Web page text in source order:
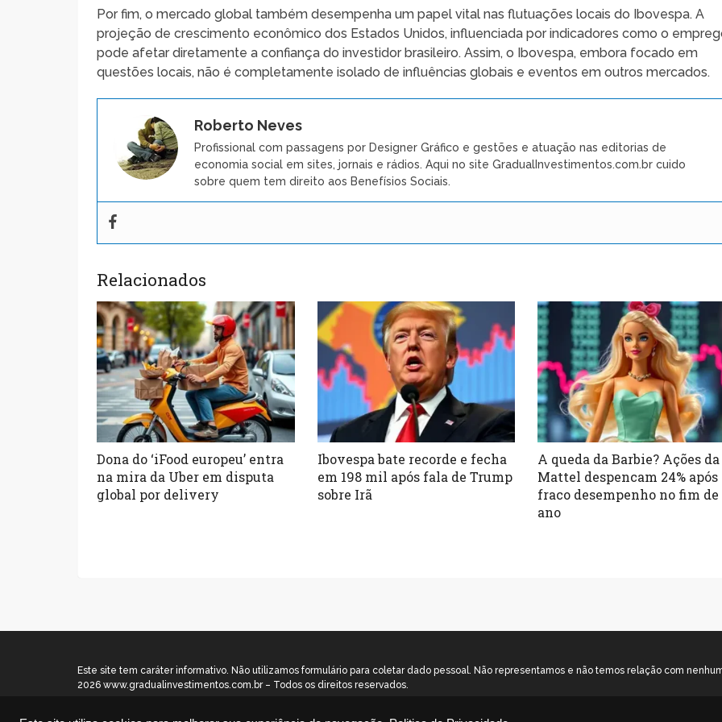
Por fim, o mercado global também desempenha um papel vital nas flutuações locais do Ibovespa. A
projeção de crescimento econômico dos Estados Unidos, influenciada por indicadores como o
pode afetar diretamente a confiança do investidor brasileiro. Assim, o Ibovespa, embora focado em
questões locais, não é completamente isolado de influências globais e eventos em outros mercados.
Roberto Neves
Profissional com passagens por Designer Gráfico e gestões e atuação nas editorias de
economia social em sites, jornais e rádios. Aqui no site GradualInvestimentos.com.br cuido
sobre quem tem direito aos Benefísios Sociais.
Relacionados
Dona do ‘iFood europeu’ entra
na mira da Uber em disputa
global por delivery
Ibovespa bate recorde e fecha
em 198 mil após fala de Trump
sobre Irã
A queda da Barbie? Ações da
Mattel despencam 24% após
fraco desempenho no fim de
ano
Este site tem caráter informativo. Não utilizamos formulário para coletar dado pessoal. Não representamos e não temos relação com
2026 www.gradualinvestimentos.com.br – Todos os direitos reservados.